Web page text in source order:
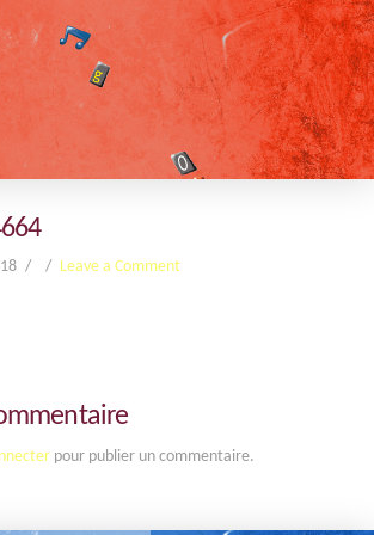
Leave a Comment
pour publier un commentaire.